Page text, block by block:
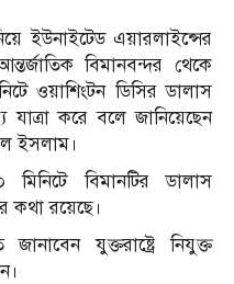
ইউনাইটেড এয়ারলাইন্সের
বিমানবন্দর থেকে
ওয়াশিংটন ডিসির ডালাস
যাত্রা করে বলে জানিয়েছেন
ইসলাম।
বিমানটির ডালাস
কথা রয়েছে।
জানাবেন যুক্তরাষ্ট্রে নিযুক্ত